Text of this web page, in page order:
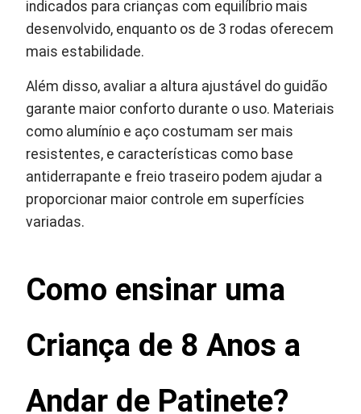
indicados para crianças com equilíbrio mais
desenvolvido, enquanto os de 3 rodas oferecem
mais estabilidade.
Além disso, avaliar a altura ajustável do guidão
garante maior conforto durante o uso. Materiais
como alumínio e aço costumam ser mais
resistentes, e características como base
antiderrapante e freio traseiro podem ajudar a
proporcionar maior controle em superfícies
variadas.
Como ensinar uma
Criança de 8 Anos a
Andar de Patinete?